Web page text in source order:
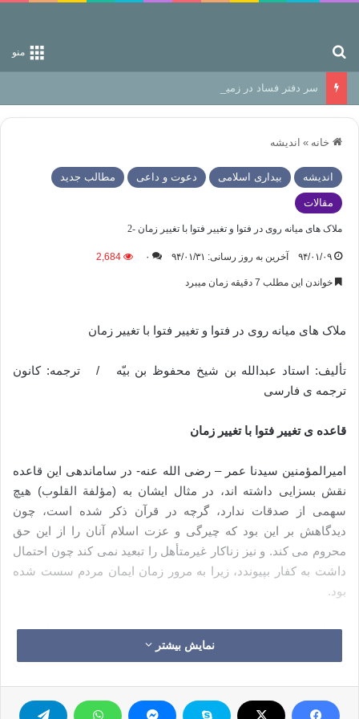
منو
سر دفتر فساد در زمین‌، دوری وکناره‌گیری از راه خداست‌!
خانه » اندیشه
اندیشه بیداری اسلامی دعوت و داعی مطالب جدید
مقالات
ملاک های میانه روی در فتوا و تغییر فتوا با تغییر زمان -2
۹۴/۰۱/۰۹ آخرین به روز رسانی: ۹۴/۰۱/۳۱ ۰ 2,684
خواندن این مطلب 7 دقیقه زمان میبرد
ملاک های میانه روی در فتوا و تغییر فتوا با تغییر زمان
تألیف: استاد عبدالله بن شیخ محفوظ بن بیّه / ترجمه: کانون
ترجمه ی فارسی
قاعده ی تغییر فتوا با تغییر زمان
امیرالمؤمنین سیدنا عمر – رضی الله عنه- در ساماندهی این قاعده
نقش بسزایی داشته اند، در مثال ایشان به (مؤلفة القلوب) هیچ
سهمی از صدقات ندارد، گرچه در قرآن ذکر شده است، چون
دیدگاهش بر این بود که چیرگی و عزت اسلام آنان را از این حق
محروم می کند. و نیز زناکار غیرمتأهل را تبعید نمی کند چون احتمال
داشت به کفار بپیوندد، زیرا به مرور زمان ایمان مردم سست شده
بود.
امیرالمؤمنین سیدنا عثمان – رضی الله عنه – دستور داد شتر
گمشده را بگیرند و بفروشند و بهایش را برای صاحبش نگه دارند، آن
رسول الله (ص) از گرفتن و نگهداری شتر گمشده نهی فرموده اند.
سیدنا عثمان بر این باور بود که اخلاق و تعهد از بین رفته است.
نمایش بیشتر